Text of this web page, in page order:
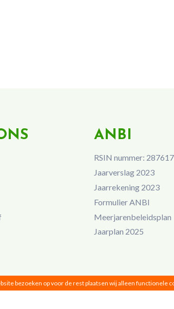
ANBI
RSIN nummer:
Jaarverslag 2023
Jaarrekening 2023
Formulier ANBI
Meerjarenbeleidsplan
Jaarplan 2025
bezoeken op voor de rest plaatsen wij alleen functionele